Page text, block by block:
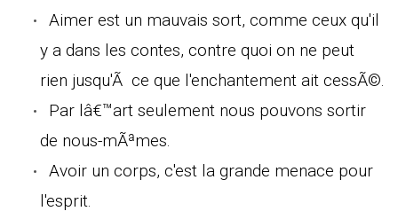
Aimer est un mauvais sort, comme ceux qu'il
y a dans les contes, contre quoi on ne peut
rien jusqu'Ã ce que l'enchantement ait cessÃ©.
Par lâ€™art seulement nous pouvons sortir
de nous-mÃªmes.
Avoir un corps, c'est la grande menace pour
l'esprit.